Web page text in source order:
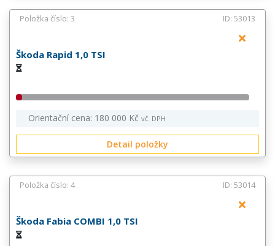
Položka číslo: 3 ID: 53013
Škoda Rapid 1,0 TSI
Orientační cena: 180 000 Kč vč. DPH
Detail položky
Položka číslo: 4 ID: 53014
Škoda Fabia COMBI 1,0 TSI